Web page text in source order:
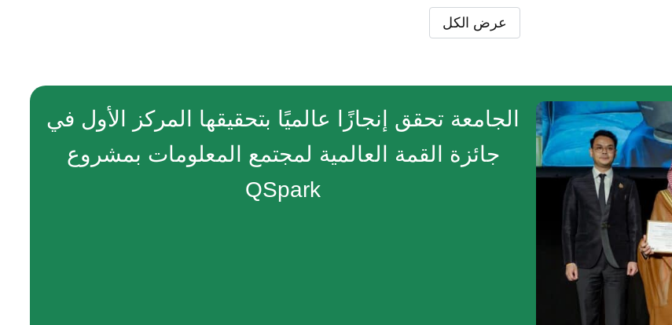
عرض الكل
الجامعة تحقق إنجازًا عالميًا بتحقيقها المركز الأول في
جائزة القمة العالمية لمجتمع المعلومات بمشروع
QSpark